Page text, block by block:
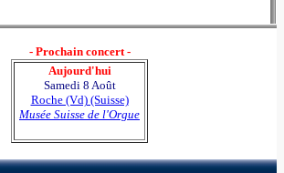
- Prochain concert -
Aujourd'hui
Samedi 8 Août
Roche (Vd) (Suisse)
Musée Suisse de l'Orgue